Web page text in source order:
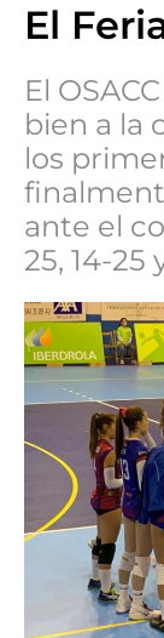
El
El
bien a la
los
ante el
25, 14-25